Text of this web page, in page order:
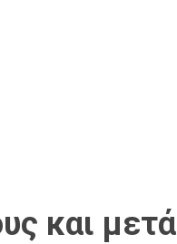
και μετά